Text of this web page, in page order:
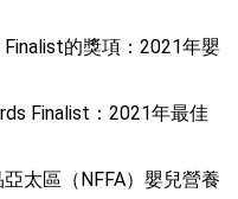
的獎項：2021年嬰
Finalist：2021年最佳
太區（NFFA）嬰兒營養